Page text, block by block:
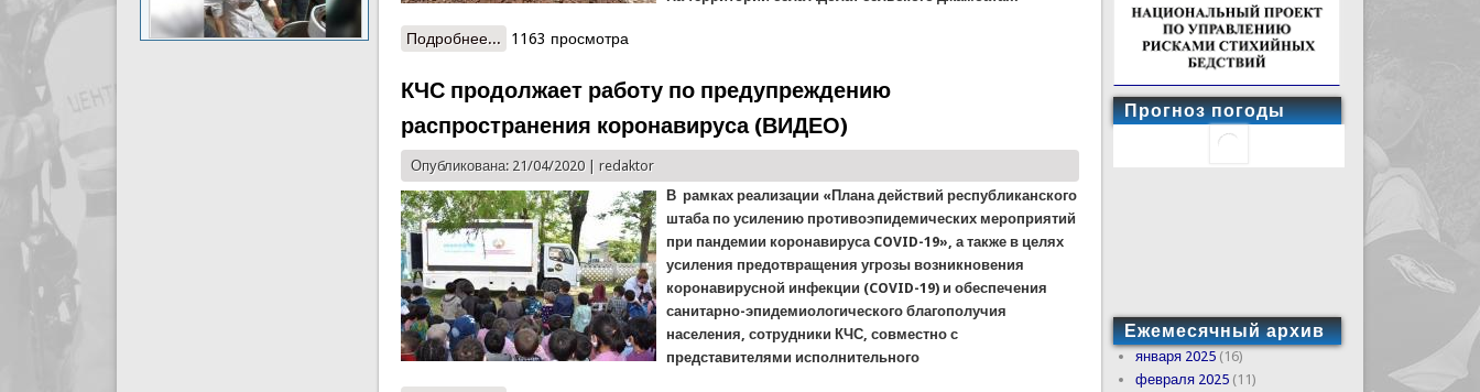
Подробнее... о В Рудаки продолжаются берегоукрепительные работы
1163 просмотра
КЧС продолжает работу по предупреждению
распространения коронавируса (ВИДЕО)
Опубликована: 21/04/2020 |redaktor
В рамках реализации «Плана действий республиканского
штаба по усилению противоэпидемических мероприятий
при пандемии коронавируса COVID-19», а также в целях
усиления предотвращения угрозы возникновения
коронавирусной инфекции (COVID-19) и обеспечения
санитарно-эпидемиологического благополучия
населения, сотрудники КЧС, совместно с
представителями исполнительного
Прогноз погоды
Ежемесячный архив
января 2025(16)
февраля 2025(11)